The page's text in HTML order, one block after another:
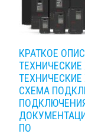
КРАТКОЕ
ТЕХНИЧЕСКИЕ
ТЕХНИЧЕСКИЕ
СХЕМА
ПО